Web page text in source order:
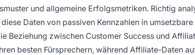
und allgemeine Erfolgsmetriken. Richtig
Daten von passiven Kennzahlen in
Beziehung zwischen Customer Success und
besten Fürsprechern, während Affiliate-Daten